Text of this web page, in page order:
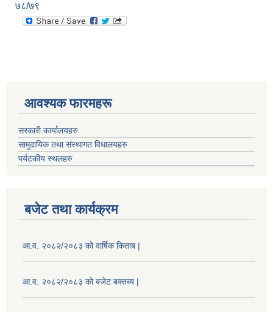
७८/७९
आवश्यक फारमहरू
सरकारी कार्यालयहरु
सामुदायिक तथा संस्थागत विधालयहरु
पर्यटकीय स्थलहरु
बजेट तथा कार्यक्रम
आ.व. २०८२/२०८३ को वार्षिक किताब |
आ.व. २०८२/२०८३ को बजेट बक्तब्य |